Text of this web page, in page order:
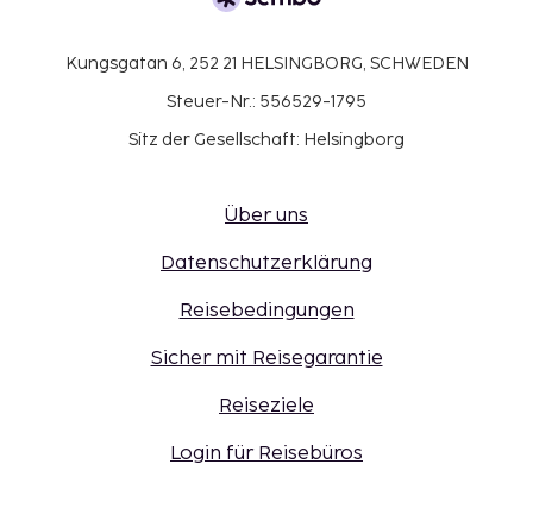
Kungsgatan 6, 252 21 HELSINGBORG, SCHWEDEN
Steuer-Nr.: 556529-1795
Sitz der Gesellschaft: Helsingborg
Über uns
Datenschutzerklärung
Reisebedingungen
Sicher mit Reisegarantie
Reiseziele
Login für Reisebüros